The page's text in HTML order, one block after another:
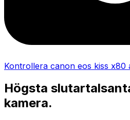
Kontrollera canon eos kiss x80
Högsta
kamera.